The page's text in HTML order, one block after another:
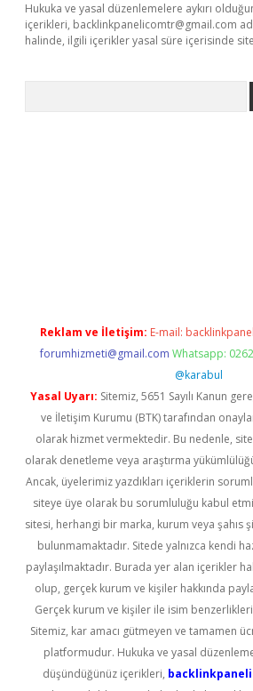
Hukuka ve yasal düzenlemelere aykırı
içerikleri, backlinkpanelicomtr@gmail.com
halinde, ilgili içerikler yasal süre içerisinde
Reklam ve İletişim: E-mail:
forumhizmeti@gmail.com Whatsapp:
@karabul
Yasal Uyarı: Sitemiz, 5651 Sayılı Kanun
ve İletişim Kurumu (BTK) tarafından
olarak hizmet vermektedir. Bu nedenle,
olarak denetleme veya araştırma
Ancak, üyelerimiz yazdıkları içeriklerin
siteye üye olarak bu sorumluluğu kabul
sitesi, herhangi bir marka, kurum veya şahıs
bulunmamaktadır. Sitede yalnızca kendi
paylaşılmaktadır. Burada yer alan içerikler
olup, gerçek kurum ve kişiler hakkında
Gerçek kurum ve kişiler ile isim
Sitemiz, kar amacı gütmeyen ve tamamen
platformudur. Hukuka ve yasal
düşündüğünüz içerikleri,